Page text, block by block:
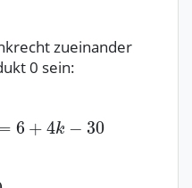
zueinander
0 sein: